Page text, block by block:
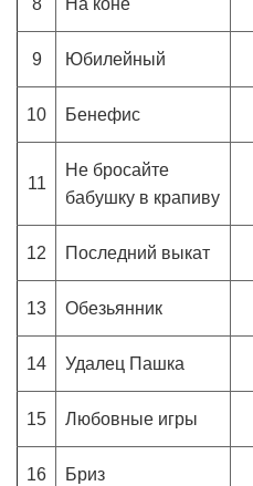
8 На коне
9 Юбилейный
10 Бенефис
11
Не бросайте
бабушку в крапиву
12 Последний выкат
13 Обезьянник
14 Удалец Пашка
15 Любовные игры
16 Бриз